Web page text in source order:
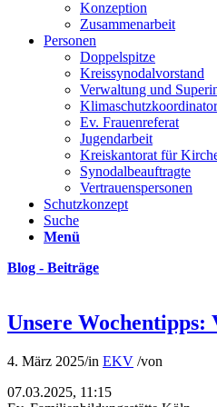
Konzeption
Zusammenarbeit
Personen
Doppelspitze
Kreissynodalvorstand
Verwaltung und
Klimaschutzkoordinator
Ev. Frauenreferat
Jugendarbeit
Kreiskantorat für
Synodalbeauftragte
Vertrauenspersonen
Schutzkonzept
Suche
Menü
Blog - Beiträge
Unsere
4. März 2025/in EKV /von
07.03.2025, 11:15